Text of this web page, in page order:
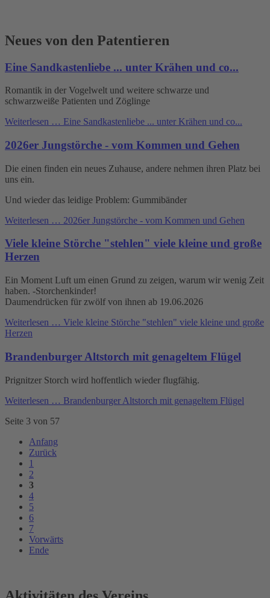
Neues von den Patentieren
Eine Sandkastenliebe ... unter Krähen und co...
Romantik in der Vogelwelt und weitere schwarze und
schwarzweiße Patienten und Zöglinge
Weiterlesen … Eine Sandkastenliebe ... unter Krähen und co...
2026er Jungstörche - vom Kommen und Gehen
Die einen finden ein neues Zuhause, andere nehmen ihren Platz bei
uns ein.
Und wieder das leidige Problem: Gummibänder
Weiterlesen … 2026er Jungstörche - vom Kommen und Gehen
Viele kleine Störche "stehlen" viele kleine und große
Herzen
Ein Moment Luft um einen Grund zu zeigen, warum wir wenig Zeit
haben. -Storchenkinder!
Daumendrücken für zwölf von ihnen ab 19.06.2026
Weiterlesen … Viele kleine Störche "stehlen" viele kleine und große
Herzen
Brandenburger Altstorch mit genageltem Flügel
Prignitzer Storch wird hoffentlich wieder flugfähig.
Weiterlesen … Brandenburger Altstorch mit genageltem Flügel
Seite 3 von 57
Anfang
Zurück
1
2
3
4
5
6
7
Vorwärts
Ende